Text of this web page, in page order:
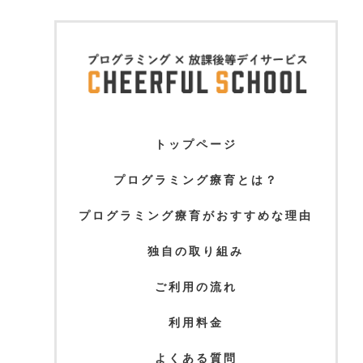
トップページ
プログラミング療育とは？
プログラミング療育がおすすめな理由
独自の取り組み
ご利用の流れ
利用料金
よくある質問